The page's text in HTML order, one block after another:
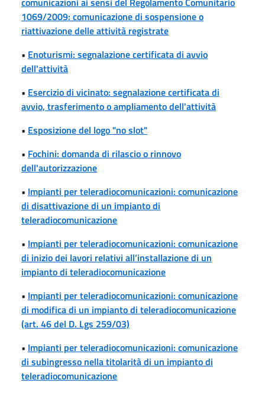
1069/2009: comunicazione di sospensione o
riattivazione delle attività registrate
• Enoturismi: segnalazione certificata di avvio
dell'attività
• Esercizio di vicinato: segnalazione certificata di
avvio, trasferimento o ampliamento dell'attività
• Esposizione del logo "no slot"
• Fochini: domanda di rilascio o rinnovo
dell'autorizzazione
• Impianti per teleradiocomunicazioni: comunicazione
di disattivazione di un impianto di
teleradiocomunicazione
• Impianti per teleradiocomunicazioni: comunicazione
di inizio dei lavori relativi all’installazione di un
impianto di teleradiocomunicazione
• Impianti per teleradiocomunicazioni: comunicazione
di modifica di un impianto di teleradiocomunicazione
(art. 46 del D. Lgs 259/03)
• Impianti per teleradiocomunicazioni: comunicazione
di subingresso nella titolarità di un impianto di
teleradiocomunicazione